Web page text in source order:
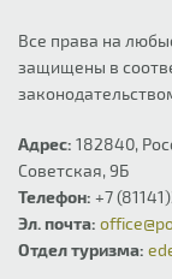
Все права на
защищены в
Адрес: 182840,
Советская, 9Б
Телефон: +7
Эл. почта:
Отдел туризма: